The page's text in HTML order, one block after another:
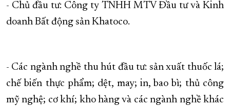
- Chủ đầu tư: Công ty TNHH MTV Đầu tư và Kinh
doanh Bất động sản Khatoco.
- Các ngành nghề thu hút đầu tư: sản xuất thuốc lá;
chế biến thực phẩm; dệt, may; in, bao bì; thủ công
mỹ nghệ; cơ khí; kho hàng và các ngành nghề khác